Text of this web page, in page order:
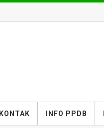
KONTAK INFO PPDB